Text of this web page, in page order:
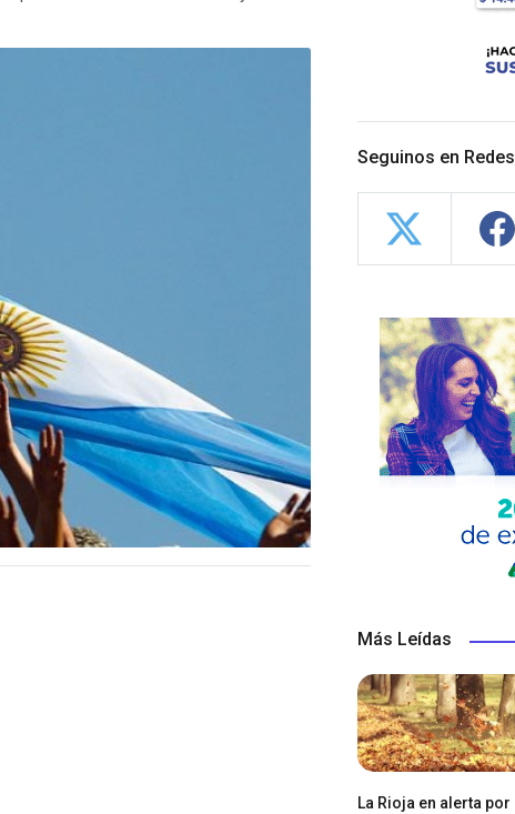
Seguinos en Redes
Más Leídas
La Rioja en alerta por